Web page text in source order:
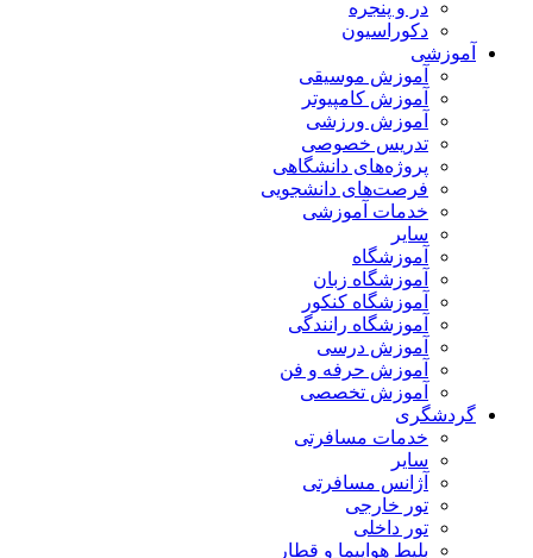
در و پنجره
دکوراسیون
آموزشی
آموزش موسیقی
آموزش کامپیوتر
آموزش ورزشی
تدریس خصوصی
پروژه‌های دانشگاهی
فرصت‌های دانشجویی
خدمات آموزشی
سایر
آموزشگاه
آموزشگاه زبان
آموزشگاه کنکور
آموزشگاه رانندگی
آموزش درسی
آموزش حرفه و فن
آموزش تخصصی
گردشگری
خدمات مسافرتی
سایر
آژانس مسافرتی
تور خارجی
تور داخلی
بلیط هواپیما و قطار